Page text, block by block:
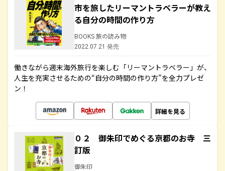
市を旅したリーマントラベラーが教え
る自分の時間の作り方
BOOKS 旅の読み物
2022.07.21 発売
働きながら週末海外旅行を楽しむ「リーマントラベラー」が、
人生を充実させるための“自分の時間の作り方”を全力プレゼ
ン！
詳細を見る
０２ 御朱印でめぐる京都のお寺 三
訂版
御朱印